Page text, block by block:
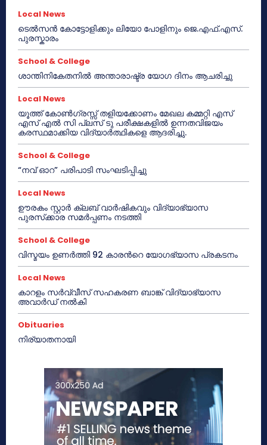
Local News
ടെൽസൻ കോട്ടോളിക്കും ലിയോ പോളിനും ജെ.എഫ്.എസ്.
പുരസ്കാരം
School & College
ശാന്തിനികേതനിൽ അന്താരാഷ്ട്ര യോഗ ദിനം ആചരിച്ചു
Local News
യൂത്ത് കോൺഗ്രസ്സ് തളിയക്കോണം മേഖല കമ്മറ്റി എസ്
എസ് എൽ സി പ്ലസ് ടു പരീക്ഷകളിൽ ഉന്നതവിജയം
കരസ്ഥമാക്കിയ വിദ്യാർത്ഥികളെ ആദരിച്ചു.
School & College
“നവ് ഓറ” പരിപാടി സംഘടിപ്പിച്ചു
Local News
ഊരകം സ്റ്റാർ ക്ലബ് വാർഷികവും വിദ്യാഭ്യാസ
പുരസ്‌ക്കാര സമർപ്പണം നടത്തി
School & College
വിസ്മയം ഉണർത്തി 92 കാരൻറെ യോഗഭ്യാസ പ്രകടനം
Local News
കാറളം സർവ്വീസ് സഹകരണ ബാങ്ക് വിദ്യാഭ്യാസ
അവാർഡ് നൽകി
Obituaries
നിര്യാതനായി